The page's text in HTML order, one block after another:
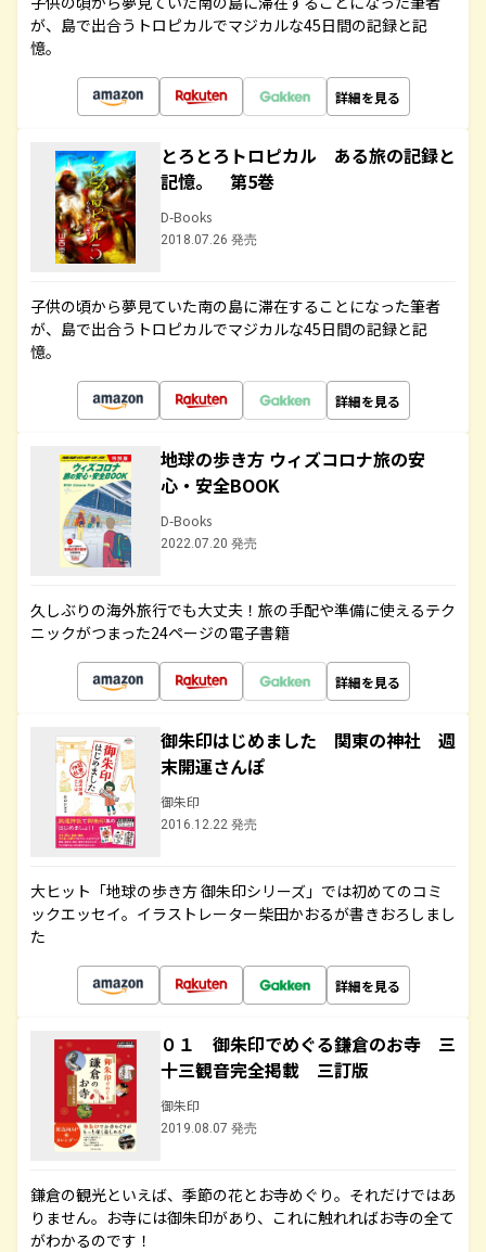
が、島で出合うトロピカルでマジカルな45日間の記録と記
憶。
詳細を見る
とろとろトロピカル ある旅の記録と
記憶。 第5巻
D-Books
2018.07.26 発売
子供の頃から夢見ていた南の島に滞在することになった筆者
が、島で出合うトロピカルでマジカルな45日間の記録と記
憶。
詳細を見る
地球の歩き方 ウィズコロナ旅の安
心・安全BOOK
D-Books
2022.07.20 発売
久しぶりの海外旅行でも大丈夫！旅の手配や準備に使えるテク
ニックがつまった24ページの電子書籍
詳細を見る
御朱印はじめました 関東の神社 週
末開運さんぽ
御朱印
2016.12.22 発売
大ヒット「地球の歩き方 御朱印シリーズ」では初めてのコミ
ックエッセイ。イラストレーター柴田かおるが書きおろしまし
た
詳細を見る
０１ 御朱印でめぐる鎌倉のお寺 三
十三観音完全掲載 三訂版
御朱印
2019.08.07 発売
鎌倉の観光といえば、季節の花とお寺めぐり。それだけではあ
りません。お寺には御朱印があり、これに触れればお寺の全て
がわかるのです！